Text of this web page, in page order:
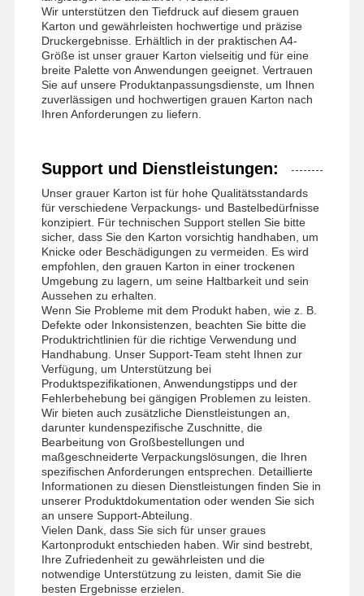
Wir unterstützen den Tiefdruck auf diesem grauen
Karton und gewährleisten hochwertige und präzise
Druckergebnisse. Erhältlich in der praktischen A4-
Größe ist unser grauer Karton vielseitig und für eine
breite Palette von Anwendungen geeignet. Vertrauen
Sie auf unsere Produktanpassungsdienste, um Ihnen
zuverlässigen und hochwertigen grauen Karton nach
Ihren Anforderungen zu liefern.
Support und Dienstleistungen:
Unser grauer Karton ist für hohe Qualitätsstandards
für verschiedene Verpackungs- und Bastelbedürfnisse
konzipiert. Für technischen Support stellen Sie bitte
sicher, dass Sie den Karton vorsichtig handhaben, um
Knicke oder Beschädigungen zu vermeiden. Es wird
empfohlen, den grauen Karton in einer trockenen
Umgebung zu lagern, um seine Haltbarkeit und sein
Aussehen zu erhalten.
Wenn Sie Probleme mit dem Produkt haben, wie z. B.
Defekte oder Inkonsistenzen, beachten Sie bitte die
Produktrichtlinien für die richtige Verwendung und
Handhabung. Unser Support-Team steht Ihnen zur
Verfügung, um Unterstützung bei
Produktspezifikationen, Anwendungstipps und der
Fehlerbehebung bei gängigen Problemen zu leisten.
Wir bieten auch zusätzliche Dienstleistungen an,
darunter kundenspezifische Zuschnitte, die
Bearbeitung von Großbestellungen und
maßgeschneiderte Verpackungslösungen, die Ihren
spezifischen Anforderungen entsprechen. Detaillierte
Informationen zu diesen Dienstleistungen finden Sie in
unserer Produktdokumentation oder wenden Sie sich
an unsere Support-Abteilung.
Vielen Dank, dass Sie sich für unser graues
Kartonprodukt entschieden haben. Wir sind bestrebt,
Ihre Zufriedenheit zu gewährleisten und die
notwendige Unterstützung zu leisten, damit Sie die
besten Ergebnisse erzielen.